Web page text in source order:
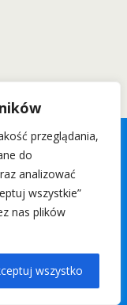
przeglądania,
do
analizować
wszystkie”
nas plików
wszystko